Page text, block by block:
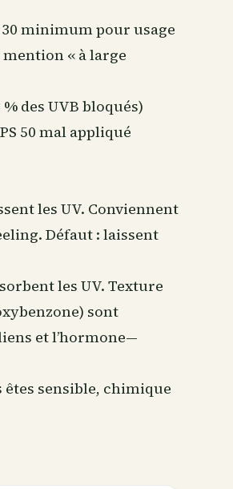
minimum pour usage
« à large
des UVB bloqués)
50 mal appliqué
les UV. Conviennent
Défaut : laissent
les UV. Texture
sont
et l’hormone—
sensible, chimique